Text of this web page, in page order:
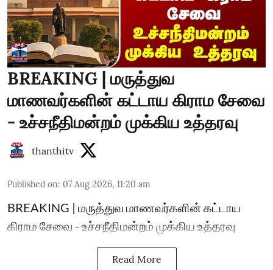
BREAKING | மருத்துவ
மாணவர்களின் கட்டாய கிராம சேவை
- உச்சநீதிமன்றம் முக்கிய உத்தரவு
thanthitv
Published on: 07 Aug 2026, 11:20 am
BREAKING | மருத்துவ மாணவர்களின் கட்டாய
கிராம சேவை - உச்சநீதிமன்றம் முக்கிய உத்தரவு
Read More